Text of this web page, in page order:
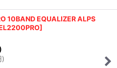
10BAND EQUALIZER ALPS
]
)